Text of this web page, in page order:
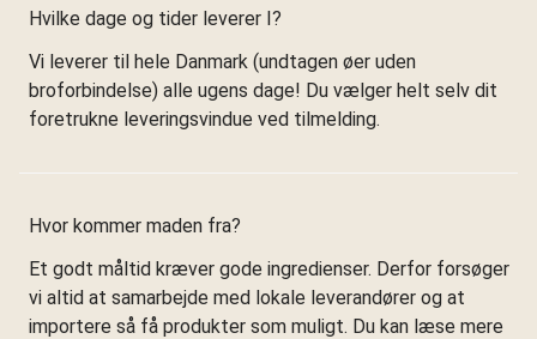
Hvilke dage og tider leverer I?
Vi leverer til hele Danmark (undtagen øer uden
broforbindelse) alle ugens dage! Du vælger helt selv dit
foretrukne leveringsvindue ved tilmelding.
Hvor kommer maden fra?
Et godt måltid kræver gode ingredienser. Derfor forsøger
vi altid at samarbejde med lokale leverandører og at
importere så få produkter som muligt. Du kan læse mere